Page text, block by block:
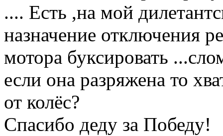
.... Есть ,на мой
назначение отключения
мотора буксировать
если она разряжена то
от колёс?
Спасибо деду за Победу!